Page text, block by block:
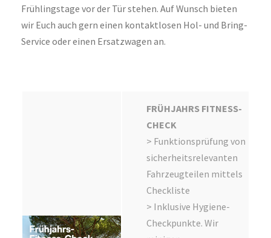
Frühlingstage vor der Tür stehen. Auf Wunsch bieten
wir Euch auch gern einen kontaktlosen Hol- und Bring-
Service oder einen Ersatzwagen an.
FRÜHJAHRS FITNESS-
CHECK
> Funktionsprüfung von
sicherheitsrelevanten
Fahrzeugteilen mittels
Checkliste
> Inklusive Hygiene-
Checkpunkte. Wir